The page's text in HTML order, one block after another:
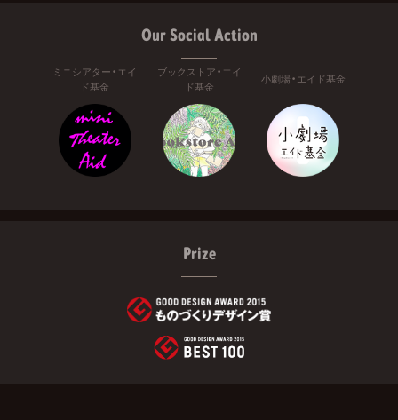
Our Social Action
ミニシアター・エイ
ド基金
ブックストア・エイ
ド基金
小劇場・エイド基金
Prize